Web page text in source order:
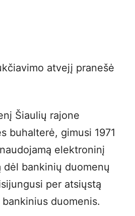
atvejį pranešė
Šiaulių rajone
buhalterė, gimusi 1971
elektroninį
dėl bankinių duomenų
per atsiųstą
duomenis.